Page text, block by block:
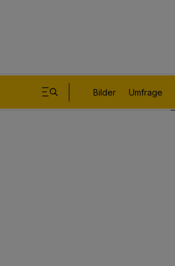
Bilder Umfrage